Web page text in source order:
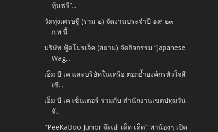
หุ้นฟรี”...
วัดทุ่งเศรษฐี (ราม ๒) จัดงานประจำปี ๑๙-๒๓
ก.พ.นี้
บริษัท ฟู้ดโปรเจ็ค (สยาม) จัดกิจกรรม “Japanese
Wag...
เอ็ม บี เค และบริษัทในเครือ ตอกย้ำองค์กรหัวใจสี
เขี...
เอ็ม บี เค เซ็นเตอร์ ร่วมกับ สำนักงานเขตปทุมวัน
จั...
"PeeKaBoo Junior จ๊ะเอ๋! เด็ด เด็ด" พาน้องๆ เปิด